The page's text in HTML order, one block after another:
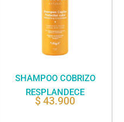
SHAMPOO COBRIZO
RESPLANDECE
$43.900